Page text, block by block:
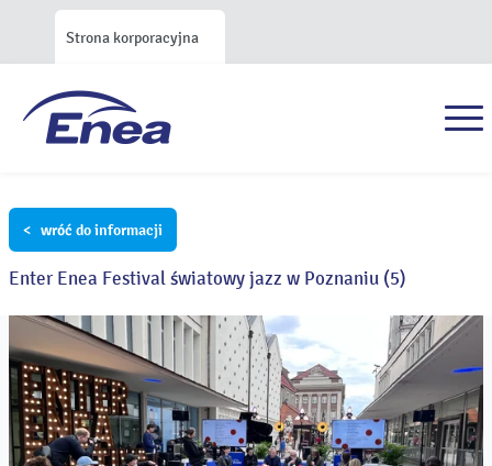
Strona korporacyjna
< wróć do informacji
Enter Enea Festival światowy jazz w Poznaniu (5)